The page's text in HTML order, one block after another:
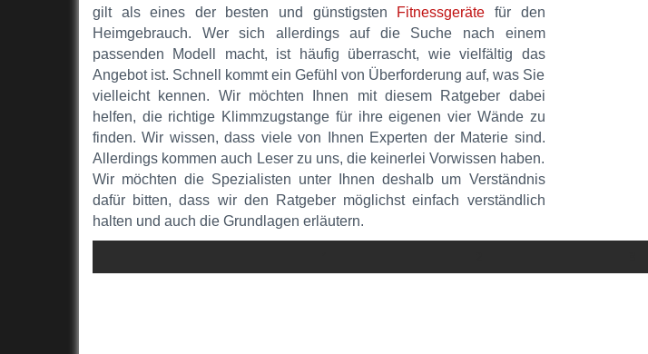
gilt als eines der besten und günstigsten
Fitnessgeräte für den
Heimgebrauch. Wer sich allerdings auf die Suche nach einem
passenden Modell macht, ist häufig überrascht, wie vielfältig das
Angebot ist. Schnell kommt ein Gefühl von Überforderung auf, was Sie
vielleicht kennen. Wir möchten Ihnen mit diesem Ratgeber dabei
helfen, die richtige Klimmzugstange für ihre eigenen vier Wände zu
finden.Wir wissen, dass viele von Ihnen Experten der Materie sind.
Allerdings kommen auch Leser zu uns, die keinerlei Vorwissen haben.
Wir möchten die Spezialisten unter Ihnen deshalb um Verständnis
dafür bitten, dass wir den Ratgeber möglichst einfach verständlich
halten und auch die Grundlagen erläutern.